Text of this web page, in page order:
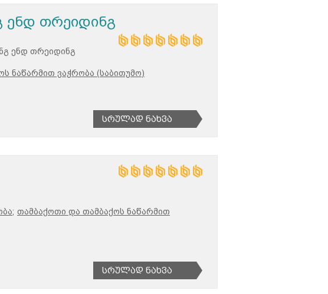
ენდ თრეიდინგ
ენდ თრეიდინგ
ნაწარმით ვაჭრობა (საბითუმო)
Სრულად Ნახვა
თამბაქოთი და თამბაქოს ნაწარმით
Სრულად Ნახვა